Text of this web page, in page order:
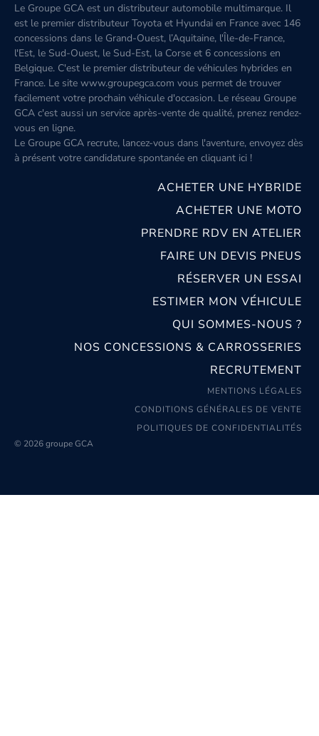
Le Groupe GCA est un distributeur automobile multimarque. Il
est le premier distributeur Toyota et Hyundai en France avec 146
concessions dans le Grand-Ouest, l’Aquitaine, l'Île-de-France,
l'Est, le Sud-Ouest, le Sud-Est, la Corse et 6 concessions en
Belgique. C'est le premier distributeur de véhicules hybrides en
France. Le site www.groupegca.com vous permet de trouver
facilement votre prochain véhicule d'occasion. Le réseau Groupe
GCA c'est aussi un service après-vente de qualité, prenez rendez-
vous en ligne.
Le Groupe GCA recrute, lancez-vous dans l'aventure, envoyez dès
à présent votre candidature spontanée en cliquant ici !
ACHETER UNE HYBRIDE
ACHETER UNE MOTO
PRENDRE RDV EN ATELIER
FAIRE UN DEVIS PNEUS
RÉSERVER UN ESSAI
ESTIMER MON VÉHICULE
QUI SOMMES-NOUS ?
NOS CONCESSIONS & CARROSSERIES
RECRUTEMENT
MENTIONS LÉGALES
CONDITIONS GÉNÉRALES DE VENTE
POLITIQUES DE CONFIDENTIALITÉS
© 2026 groupe GCA